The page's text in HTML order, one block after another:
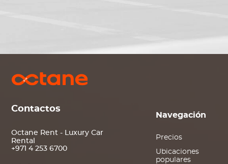
Contactos
Octane Rent - Luxury Car
Rental
+971 4 253 6700
Navegación
Precios
Ubicaciones
populares